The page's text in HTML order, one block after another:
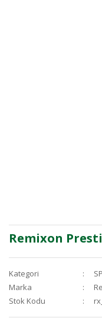
Remixon
Kategori
Marka
Stok Kodu